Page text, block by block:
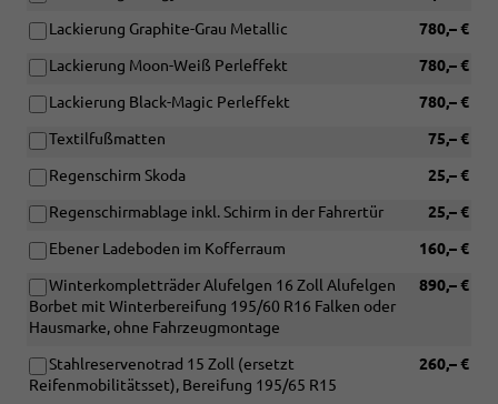
780,– €
Lackierung Graphite-Grau Metallic
780,– €
Lackierung Moon-Weiß Perleffekt
780,– €
Lackierung Black-Magic Perleffekt
75,– €
Textilfußmatten
25,– €
Regenschirm Skoda
25,– €
Regenschirmablage inkl. Schirm in der Fahrertür
160,– €
Ebener Ladeboden im Kofferraum
890,– €
Winterkompletträder Alufelgen 16 Zoll Alufelgen
Borbet mit Winterbereifung 195/60 R16 Falken oder
Hausmarke, ohne Fahrzeugmontage
260,– €
Stahlreservenotrad 15 Zoll (ersetzt
Reifenmobilitätsset), Bereifung 195/65 R15